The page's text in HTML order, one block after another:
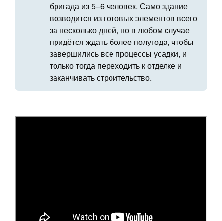
бригада из 5–6 человек. Само здание
возводится из готовых элементов всего
за несколько дней, но в любом случае
придётся ждать более полугода, чтобы
завершились все процессы усадки, и
только тогда переходить к отделке и
заканчивать строительство.